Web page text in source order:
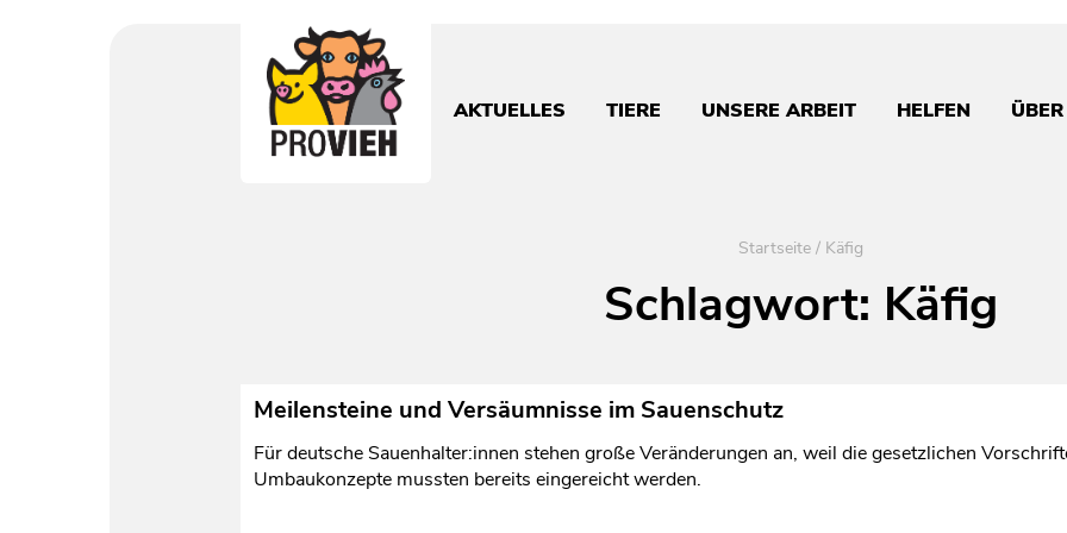
leben.AKTUELLES TIERE UNSERE ARBEIT HELFEN
Startseite/ Käfig
Schlagwort: Käfig
Meilensteine und Versäumnisse im Sauenschutz
Für deutsche Sauenhalter:innen stehen große Veränderungen an, weil die gesetzlichen
Umbaukonzepte mussten bereits eingereicht werden.